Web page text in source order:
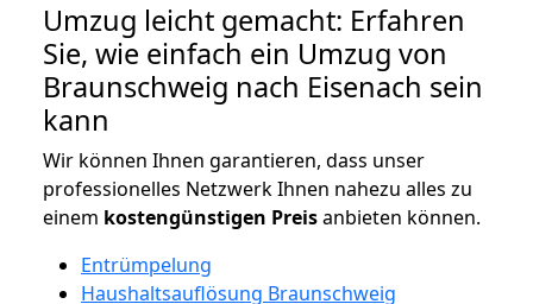
Umzug leicht gemacht: Erfahren
Sie, wie einfach ein Umzug von
Braunschweig nach Eisenach sein
kann
Wir können Ihnen garantieren, dass unser
professionelles Netzwerk Ihnen nahezu alles zu
einem kostengünstigen Preisanbieten können.
Entrümpelung
Haushaltsauflösung Braunschweig